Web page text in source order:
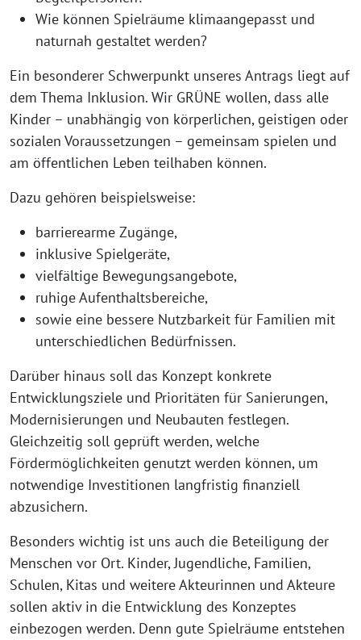
Wie können Spielräume klimaangepasst und
naturnah gestaltet werden?
Ein besonderer Schwerpunkt unseres Antrags liegt auf
dem Thema Inklusion. Wir GRÜNE wollen, dass alle
Kinder – unabhängig von körperlichen, geistigen oder
sozialen Voraussetzungen – gemeinsam spielen und
am öffentlichen Leben teilhaben können.
Dazu gehören beispielsweise:
barrierearme Zugänge,
inklusive Spielgeräte,
vielfältige Bewegungsangebote,
ruhige Aufenthaltsbereiche,
sowie eine bessere Nutzbarkeit für Familien mit
unterschiedlichen Bedürfnissen.
Darüber hinaus soll das Konzept konkrete
Entwicklungsziele und Prioritäten für Sanierungen,
Modernisierungen und Neubauten festlegen.
Gleichzeitig soll geprüft werden, welche
Fördermöglichkeiten genutzt werden können, um
notwendige Investitionen langfristig finanziell
abzusichern.
Besonders wichtig ist uns auch die Beteiligung der
Menschen vor Ort. Kinder, Jugendliche, Familien,
Schulen, Kitas und weitere Akteurinnen und Akteure
sollen aktiv in die Entwicklung des Konzeptes
einbezogen werden. Denn gute Spielräume entstehen